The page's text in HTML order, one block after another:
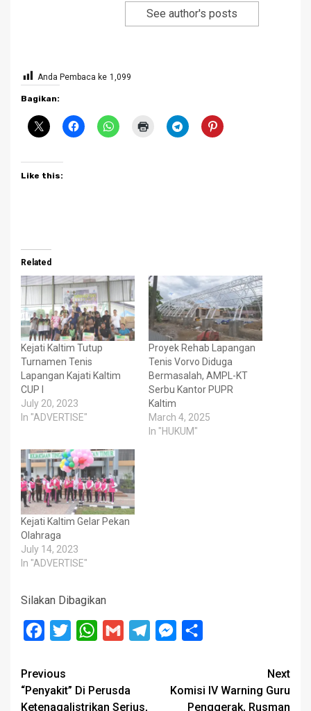
See author's posts
Anda Pembaca ke 1,099
Bagikan:
Like this:
Related
Kejati Kaltim Tutup
Turnamen Tenis
Lapangan Kajati Kaltim
CUP I
July 20, 2023
In "ADVERTISE"
Proyek Rehab Lapangan
Tenis Vorvo Diduga
Bermasalah, AMPL-KT
Serbu Kantor PUPR
Kaltim
March 4, 2025
In "HUKUM"
Kejati Kaltim Gelar Pekan
Olahraga
July 14, 2023
In "ADVERTISE"
Silakan Dibagikan
Facebook
Twitter WhatsApp
Gmail TelegramMessenger
Post
navigation
Previous
“Penyakit” Di Perusda
Ketenagalistrikan Serius,
Next
Komisi IV Warning Guru
Penggerak, Rusman